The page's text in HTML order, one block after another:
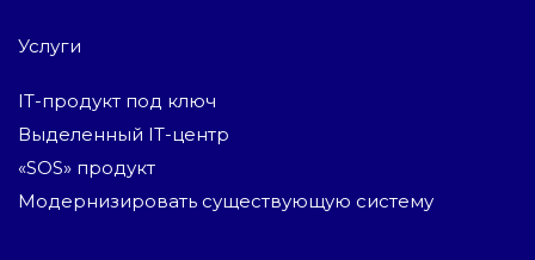
Услуги
IT-продукт под ключ
Выделенный IT-центр
«SOS» продукт
Модернизировать существующую систему